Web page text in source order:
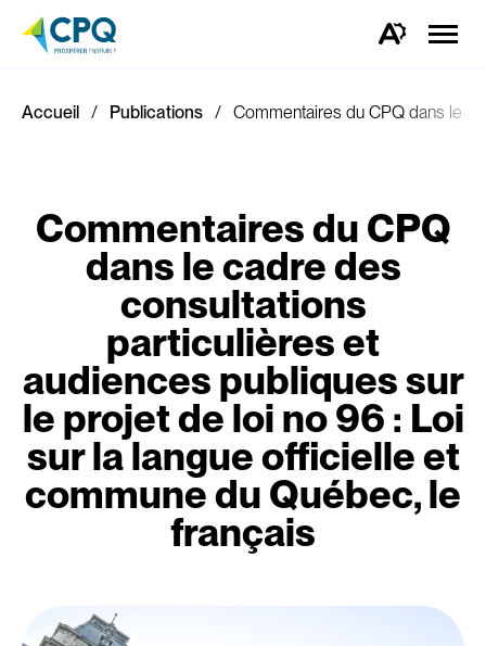
Ouvrez
d'accessibilité.
la
Accueil Publications Commentaires du CPQ dans le
Commentaires du CPQ
dans le cadre des
consultations
particulières et
audiences publiques sur
le projet de loi no 96 : Loi
sur la langue officielle et
commune du Québec, le
français